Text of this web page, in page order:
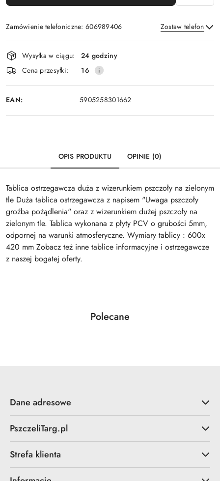
Zamówienie telefoniczne: 606989406 Zostaw telefon
Wyślij
Dostępność
i
dostawa
Wysyłka w ciągu:
24 godziny
Cena przesyłki:
16
EAN: 5905258301662
OPIS PRODUKTU OPINIE (0)
Tablica ostrzegawcza duża z wizerunkiem pszczoły na zielonym
tle Duża tablica ostrzegawcza z napisem "Uwaga pszczoły
groźba pożądlenia" oraz z wizerunkiem dużej pszczoły na
zielonym tle. Tablica wykonana z płyty PCV o grubości 5mm,
odpornej na warunki atmosferyczne. Wymiary tablicy : 600x
420 mm Zobacz też inne tablice informacyjne i ostrzegawcze
z naszej bogatej oferty.
Pomiń karuzelę produktów
Produkty
Polecane
Dane adresowe
PszczeliTarg.pl
Strefa klienta